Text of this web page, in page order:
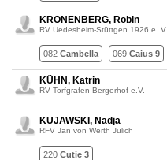
KRONENBERG, Robin
RV Uedesheim-Stüttgen 1926 e. V.
082 Cambella 069 Caius 9
KÜHN, Katrin
RV Torfgrafen Bergerhof e.V.
KUJAWSKI, Nadja
RFV Jan von Werth Jülich
220 Cutie 3